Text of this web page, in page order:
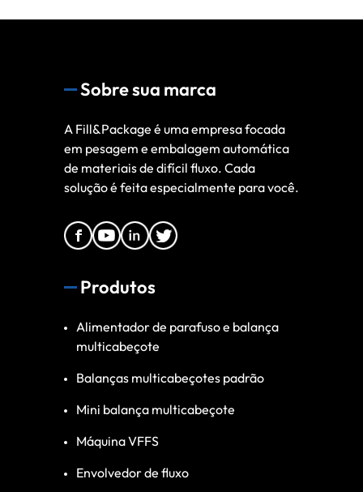
Sobre sua marca
A Fill&Package é uma empresa focada
em pesagem e embalagem automática
de materiais de difícil fluxo. Cada
solução é feita especialmente para você.
Produtos
Alimentador de parafuso e balança
multicabeçote
Balanças multicabeçotes padrão
Mini balança multicabeçote
Máquina VFFS
Envolvedor de fluxo